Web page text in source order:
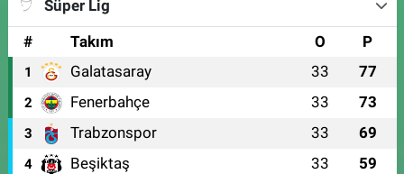
Süper Lig
#
Takım O P
1 Galatasaray 33 77
2 Fenerbahçe 33 73
3 Trabzonspor 33 69
4 Beşiktaş 33 59